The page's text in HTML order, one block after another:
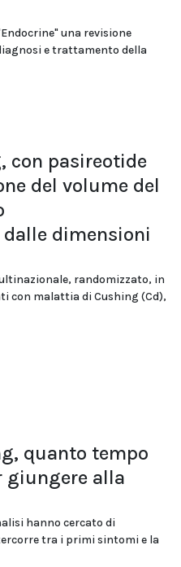
una revisione
e trattamento della
con pasireotide
del volume del
dimensioni
randomizzato, in
con malattia di Cushing (Cd),
quanto tempo
giungere alla
hanno cercato di
tra i primi sintomi e la